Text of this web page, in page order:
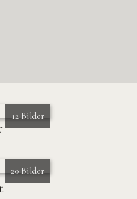
12 Bilder
20 Bilder